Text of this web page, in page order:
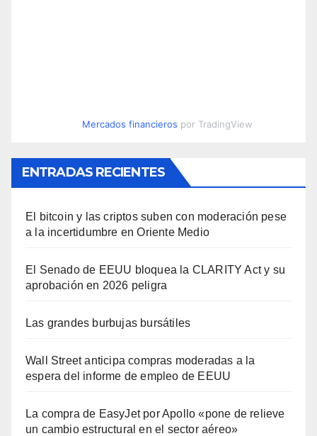
Mercados financieros por TradingView
ENTRADAS RECIENTES
El bitcoin y las criptos suben con moderación pese
a la incertidumbre en Oriente Medio
El Senado de EEUU bloquea la CLARITY Act y su
aprobación en 2026 peligra
Las grandes burbujas bursátiles
Wall Street anticipa compras moderadas a la
espera del informe de empleo de EEUU
La compra de EasyJet por Apollo «pone de relieve
un cambio estructural en el sector aéreo»